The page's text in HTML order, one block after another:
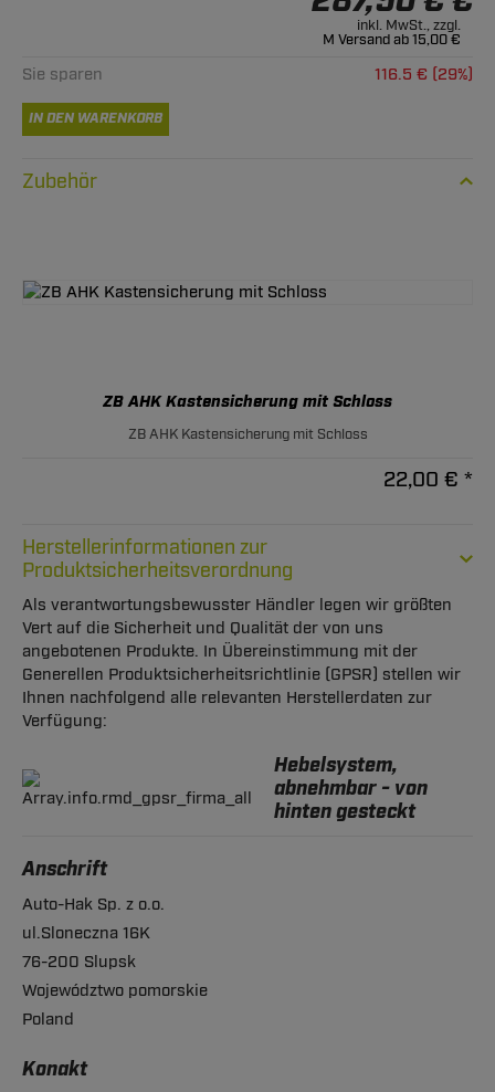
inkl. MwSt., zzgl.
M Versand ab 15,00 €
Sie sparen 116.5 € (29%)
IN DEN WARENKORB
Zubehör
ZB AHK Kastensicherung mit Schloss
ZB AHK Kastensicherung mit Schloss
22,00 € *
Herstellerinformationen zur
Produktsicherheitsverordnung
Als verantwortungsbewusster Händler legen wir größten
Vert auf die Sicherheit und Qualität der von uns
angebotenen Produkte. In Übereinstimmung mit der
Generellen Produktsicherheitsrichtlinie (GPSR) stellen wir
Ihnen nachfolgend alle relevanten Herstellerdaten zur
Verfügung:
Hebelsystem,
abnehmbar - von
hinten gesteckt
Anschrift
Auto-Hak Sp. z o.o.
ul.Sloneczna 16K
76-200 Slupsk
Województwo pomorskie
Poland
Konakt